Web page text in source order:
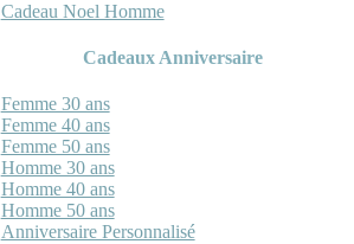
Cadeau Noel Homme
Cadeaux Anniversaire
Femme 30 ans
Femme 40 ans
Femme 50 ans
Homme 30 ans
Homme 40 ans
Homme 50 ans
Anniversaire Personnalisé